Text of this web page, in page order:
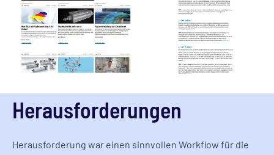
Herausforderungen
Herausforderung war einen sinnvollen Workflow für die